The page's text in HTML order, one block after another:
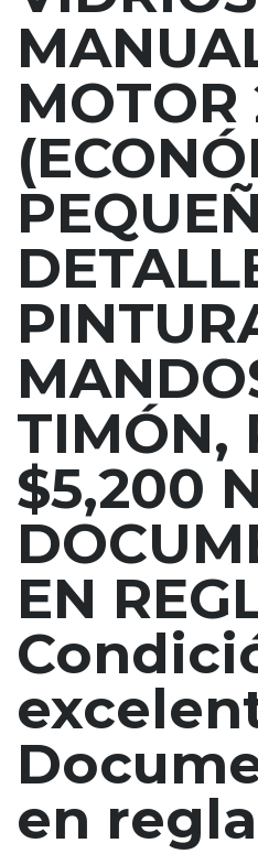
MOTOR
TIMÓN,
$5,200
EN
en regla